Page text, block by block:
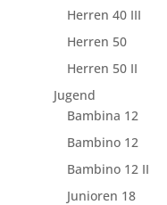
Herren 40 III
Herren 50
Herren 50 II
Jugend
Bambina 12
Bambino 12
Bambino 12 II
Junioren 18